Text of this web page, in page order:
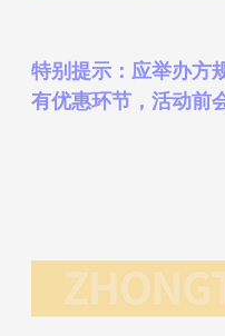
特别提示：应举办方
有优惠环节，活动前